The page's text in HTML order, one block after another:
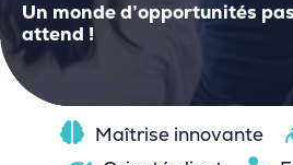
Un monde d’opportunités
attend !
Maîtrise innovante